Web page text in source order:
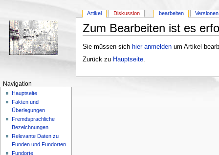
Zum Bearbeiten ist es
Sie müssen sich hier anmeldenum Artikel
Zurück zu Hauptseite.
Artikel Diskussion bearbeiten Versionen
Navigation
Hauptseite
Fakten und
Überlegungen
Fremdsprachliche
Bezeichnungen
Relevante Daten zu
Funden und Fundorten
Fundorte